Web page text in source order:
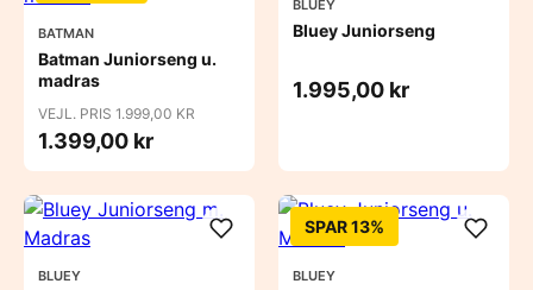
BATMAN
Batman Juniorseng u.
madras
VEJL. PRIS 1.999,00 KR
1.399,00 kr
BLUEY
Bluey Juniorseng
1.995,00 kr
BLUEY
SPAR 13%
BLUEY